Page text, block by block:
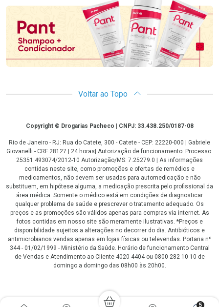
5
Voltar ao Topo
CopyrightCopyright © Drogarias Pacheco | CNPJ: 33.438.250/0187-08
Rio de Janeiro - RJ: Rua do Catete, 300 - Catete - CEP: 22220-000 | Gabriele
Giovanelli - CRF 28127 | 24 horas| Autorização de funcionamento: Processo:
25351.493074/2012-10 Autorização/MS: 7.25279.0 | As informações
contidas neste site, como promoções e ofertas de remédios e
medicamentos, não devem ser usadas para automedicação e não
substituem, em hipótese alguma, a medicação prescrita pelo profissional da
área médica. Somente o médico está em condições de diagnosticar
qualquer problema de saúde e prescrever o tratamento adequado. Os
preços e as promoções são válidos apenas para compras via internet. As
fotos contidas em nosso site são meramente ilustrativas. *Preços e
disponibilidade sujeitos a alterações no decorrer do dia. Antibióticos e
antimicrobianos vendas apenas em lojas físicas ou televendas. Portaria nº
344 - 01/02/1999 - Ministério da Saúde. Horário de funcionamento Central
de Vendas e Atendimento ao Cliente 4020 4404 ou 0800 282 10 10 de
domingo a domingo das 08h00 às 20h00.